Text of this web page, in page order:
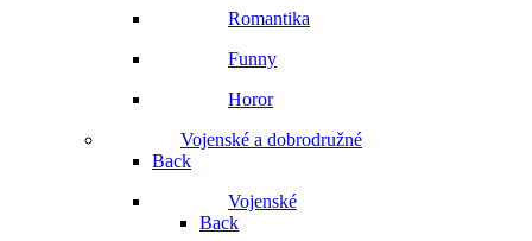
Romantika
Funny
Horor
Vojenské a dobrodružné
Back
Vojenské
Back